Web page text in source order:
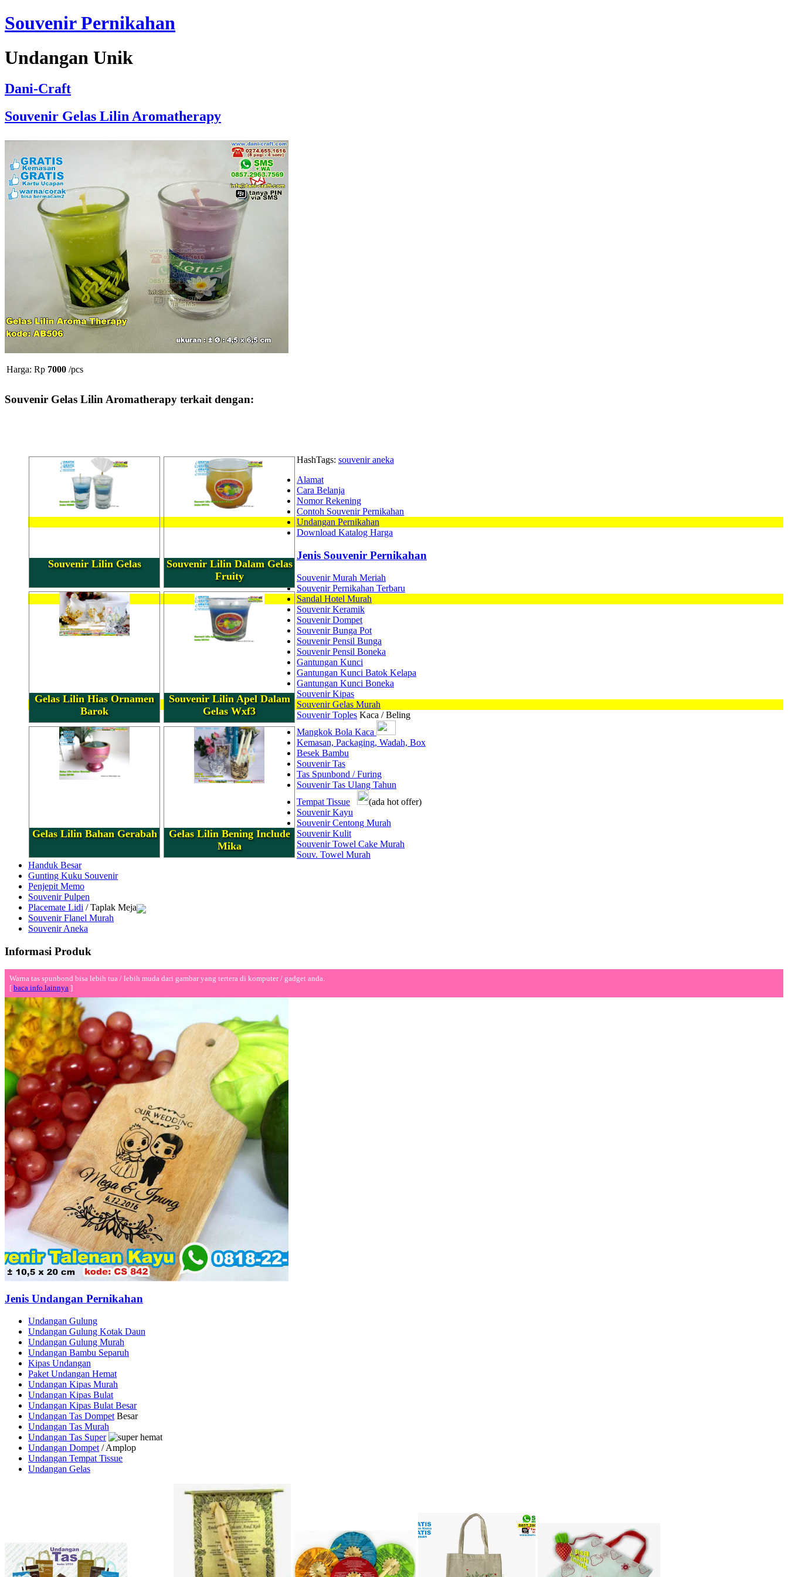
Souvenir Pernikahan
Undangan Unik
Dani-Craft
Souvenir Gelas Lilin Aromatherapy
Harga: Rp 7000 /pcs
Souvenir Gelas Lilin Aromatherapy terkait dengan:
Souvenir Lilin Gelas
Souvenir Lilin Dalam Gelas
Fruity
Gelas Lilin Hias Ornamen
Barok
Souvenir Lilin Apel Dalam
Gelas Wxf3
Gelas Lilin Bahan Gerabah
Gelas Lilin Bening Include
Mika
HashTags: souvenir aneka
Alamat
Cara Belanja
Nomor Rekening
Contoh Souvenir Pernikahan
Undangan Pernikahan
Download Katalog Harga
Jenis Souvenir Pernikahan
Souvenir Murah Meriah
Souvenir Pernikahan Terbaru
Sandal Hotel Murah
Souvenir Keramik
Souvenir Dompet
Souvenir Bunga Pot
Souvenir Pensil Bunga
Souvenir Pensil Boneka
Gantungan Kunci
Gantungan Kunci Batok Kelapa
Gantungan Kunci Boneka
Souvenir Kipas
Souvenir Gelas Murah
Souvenir Toples Kaca / Beling
Mangkok Bola Kaca
Kemasan, Packaging, Wadah, Box
Besek Bambu
Souvenir Tas
Tas Spunbond / Furing
Souvenir Tas Ulang Tahun
Tempat Tissue
(ada hot offer)
Souvenir Kayu
Souvenir Centong Murah
Souvenir Kulit
Souvenir Towel Cake Murah
Souv. Towel Murah
Handuk Besar
Gunting Kuku Souvenir
Penjepit Memo
Souvenir Pulpen
Placemate Lidi / Taplak Meja
Souvenir Flanel Murah
Souvenir Aneka
Informasi Produk
Warna tas spunbond bisa lebih tua / lebih muda dari gambar yang tertera di komputer / gadget anda.
[ baca info lainnya ]
Jenis Undangan Pernikahan
Undangan Gulung
Undangan Gulung Kotak Daun
Undangan Gulung Murah
Undangan Bambu Separuh
Kipas Undangan
Paket Undangan Hemat
Undangan Kipas Murah
Undangan Kipas Bulat
Undangan Kipas Bulat Besar
Undangan Tas Dompet Besar
Undangan Tas Murah
Undangan Tas Super
Undangan Dompet / Amplop
Undangan Tempat Tissue
Undangan Gelas